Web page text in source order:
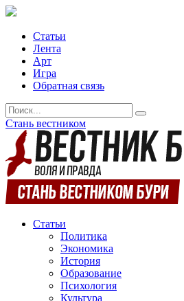
Статьи
Лента
Арт
Игра
Обратная связь
Стань вестником
Статьи
Политика
Экономика
История
Образование
Психология
Культура